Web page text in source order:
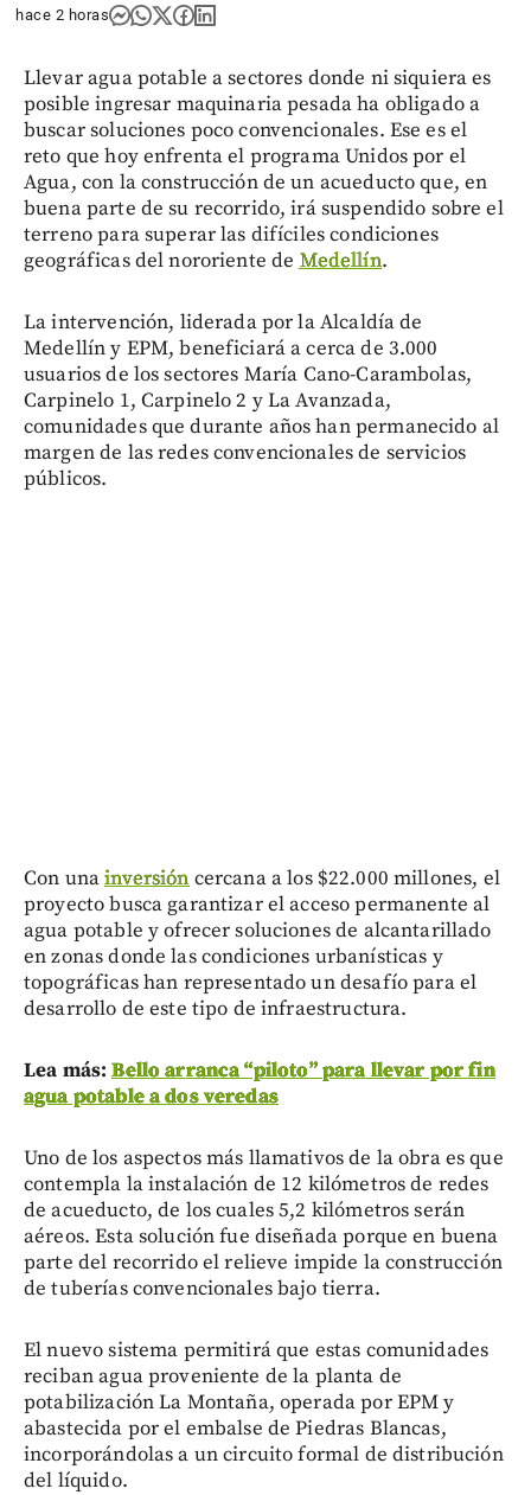
hace 2 horas
Llevar agua potable a sectores donde ni siquiera es
posible ingresar maquinaria pesada ha obligado a
buscar soluciones poco convencionales. Ese es el
reto que hoy enfrenta el programa Unidos por el
Agua, con la construcción de un acueducto que, en
buena parte de su recorrido, irá suspendido sobre el
terreno para superar las difíciles condiciones
geográficas del nororiente de Medellín.
La intervención, liderada por la Alcaldía de
Medellín y EPM, beneficiará a cerca de 3.000
usuarios de los sectores María Cano-Carambolas,
Carpinelo 1, Carpinelo 2 y La Avanzada,
comunidades que durante años han permanecido al
margen de las redes convencionales de servicios
públicos.
Con unainversión cercana a los $22.000 millones, el
proyecto busca garantizar el acceso permanente al
agua potable y ofrecer soluciones de alcantarillado
en zonas donde las condiciones urbanísticas y
topográficas han representado un desafío para el
desarrollo de este tipo de infraestructura.
Lea más:Bello arranca “piloto” para llevar por fin
agua potable a dos veredas
Uno de los aspectos más llamativos de la obra es que
contempla la instalación de 12 kilómetros de redes
de acueducto, de los cuales 5,2 kilómetros serán
aéreos. Esta solución fue diseñada porque en buena
parte del recorrido el relieve impide la construcción
de tuberías convencionales bajo tierra.
El nuevo sistema permitirá que estas comunidades
reciban agua proveniente de la planta de
potabilización La Montaña, operada por EPM y
abastecida por el embalse de Piedras Blancas,
incorporándolas a un circuito formal de distribución
del líquido.